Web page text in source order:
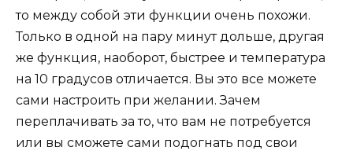
то между собой эти функции очень похожи.
Только в одной на пару минут дольше, другая
же функция, наоборот, быстрее и температура
на 10 градусов отличается. Вы это все можете
сами настроить при желании. Зачем
переплачивать за то, что вам не потребуется
или вы сможете сами подогнать под свои